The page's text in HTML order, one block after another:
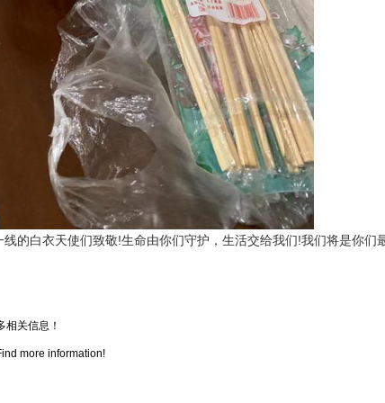
白衣天使们致敬!生命由你们守护，生活交给我们!我们将是你们
相关信息！
more information!